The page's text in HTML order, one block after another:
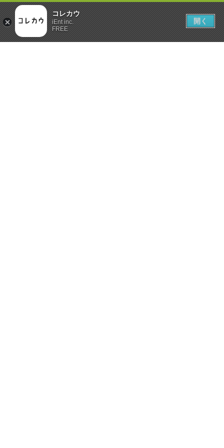
コレカウ
iEnt inc.
FREE
開く